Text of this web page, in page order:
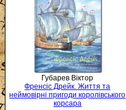
Губарев Віктор
Френсіс Дрейк. Життя та
неймовірні пригоди королівського
корсара